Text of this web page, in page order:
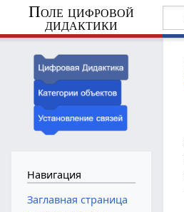
Поле цифровой
дидактики
Навигация
Заглавная страница